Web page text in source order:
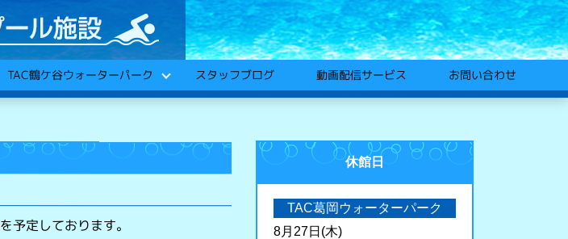
TAC鶴ケ谷ウォーターパーク スタッフブログ 動画配信サービス お問い合わせ
を予定しております。
休館日
TAC葛岡ウォーターパーク
8月27日(木)